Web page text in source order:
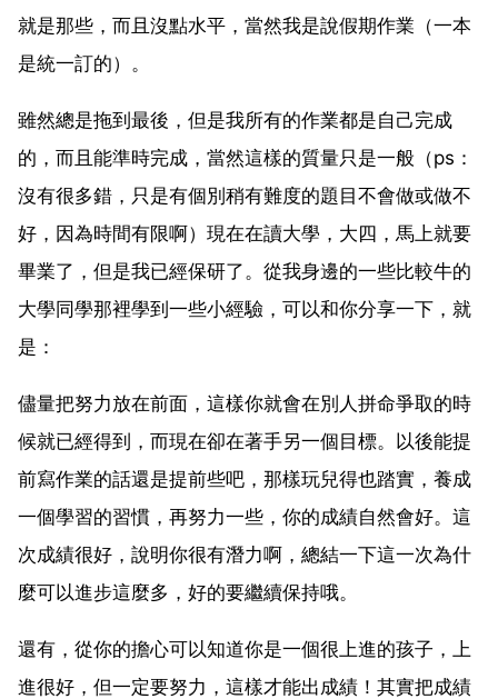
就是那些，而且沒點水平，當然我是說假期作業（一本
是統一訂的）。
雖然總是拖到最後，但是我所有的作業都是自己完成
的，而且能準時完成，當然這樣的質量只是一般（ps：
沒有很多錯，只是有個別稍有難度的題目不會做或做不
好，因為時間有限啊）現在在讀大學，大四，馬上就要
畢業了，但是我已經保研了。從我身邊的一些比較牛的
大學同學那裡學到一些小經驗，可以和你分享一下，就
是：
儘量把努力放在前面，這樣你就會在別人拼命爭取的時
候就已經得到，而現在卻在著手另一個目標。以後能提
前寫作業的話還是提前些吧，那樣玩兒得也踏實，養成
一個學習的習慣，再努力一些，你的成績自然會好。這
次成績很好，說明你很有潛力啊，總結一下這一次為什
麼可以進步這麼多，好的要繼續保持哦。
還有，從你的擔心可以知道你是一個很上進的孩子，上
進很好，但一定要努力，這樣才能出成績！其實把成績